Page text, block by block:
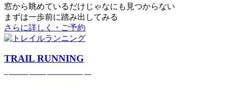
窓から眺めているだけじゃなにも見つからない
まずは一歩前に踏み出してみる
さらに詳しく・ご予約
TRAIL RUNNING